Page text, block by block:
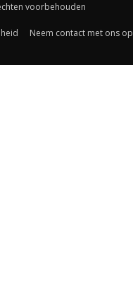
voorbehouden
Neem contact met ons op